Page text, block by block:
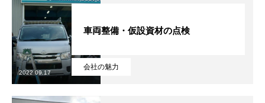
SDGs認証
よこはまグッドバランス企業
横浜グランドスラム企業
RECRUIT
会社の魅力
車両整備・仮設資材の点検
2022.09.17